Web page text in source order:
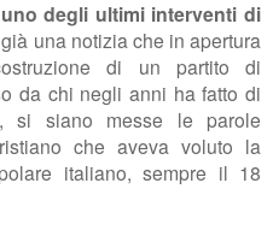
uno degli ultimi interventi di
una notizia che in apertura
di un partito di
da chi negli anni ha fatto di
si siano messe le parole
che aveva voluto la
italiano, sempre il 18